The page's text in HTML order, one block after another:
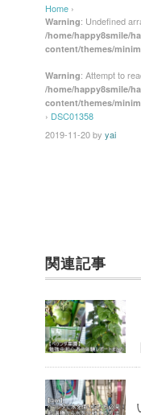
e
b
o
o
k
er
Home ›
Warning: Undefined
/home/happy8smile/
content/themes/
Warning: Attempt to
/home/happy8smile/
content/themes/
› DSC01358
2019-11-20by yai
関連記事